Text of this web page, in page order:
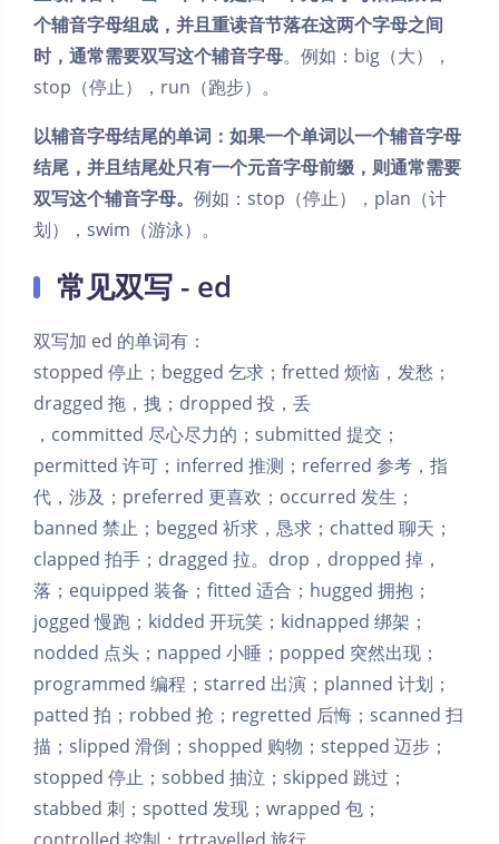
个辅音字母组成，并且重读音节落在这两个字母之间
时，通常需要双写这个辅音字母。例如：big（大），
stop（停止），run（跑步）。
以辅音字母结尾的单词：如果一个单词以一个辅音字母
结尾，并且结尾处只有一个元音字母前缀，则通常需要
双写这个辅音字母。 例如：stop（停止），plan（计
划），swim（游泳）。
常见双写 - ed
双写加 ed 的单词有：
stopped 停止；begged 乞求；fretted 烦恼，发愁；
dragged 拖，拽；dropped 投，丢
，committed 尽心尽力的；submitted 提交；
permitted 许可；inferred 推测；referred 参考，指
代，涉及；preferred 更喜欢；occurred 发生；
banned 禁止；begged 祈求，恳求；chatted 聊天；
clapped 拍手；dragged 拉。drop，dropped 掉，
落；equipped 装备；fitted 适合；hugged 拥抱；
jogged 慢跑；kidded 开玩笑；kidnapped 绑架；
nodded 点头；napped 小睡；popped 突然出现；
programmed 编程；starred 出演；planned 计划；
patted 拍；robbed 抢；regretted 后悔；scanned 扫
描；slipped 滑倒；shopped 购物；stepped 迈步；
stopped 停止；sobbed 抽泣；skipped 跳过；
stabbed 刺；spotted 发现；wrapped 包；